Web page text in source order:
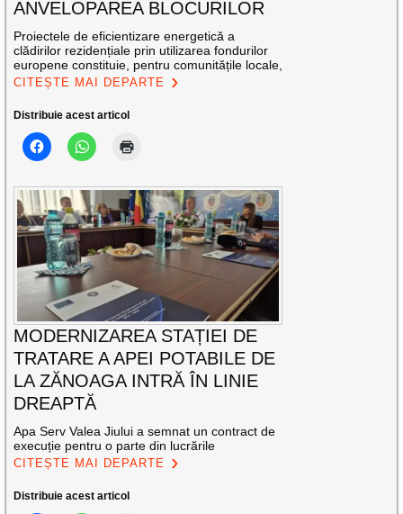
ANVELOPAREA BLOCURILOR
Proiectele de eficientizare energetică a
clădirilor rezidențiale prin utilizarea fondurilor
europene constituie, pentru comunitățile locale,
CITEȘTE MAI DEPARTE
Distribuie acest articol
MODERNIZAREA STAȚIEI DE
TRATARE A APEI POTABILE DE
LA ZĂNOAGA INTRĂ ÎN LINIE
DREAPTĂ
Apa Serv Valea Jiului a semnat un contract de
execuție pentru o parte din lucrările
CITEȘTE MAI DEPARTE
Distribuie acest articol